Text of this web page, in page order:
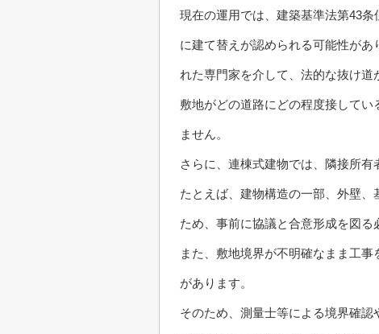
現在の運用では、建築基準法第43
に建て替えが認められる可能性が
れた専門家を介して、法的な抜け道
敷地がどの道路にどの程度接して
ません。
さらに、連棟式建物では、隣接所有
たとえば、建物構造の一部、外壁
ため、事前に協議と合意形成を図る
また、敷地境界が不明確なまま工
があります。
そのため、測量士等による境界確認